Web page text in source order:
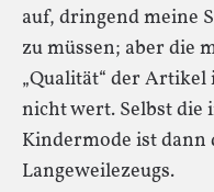
auf, dringend meine
zu müssen; aber die
„Qualität“ der
nicht wert. Selbst die
Kindermode ist dann
Langeweilezeugs.